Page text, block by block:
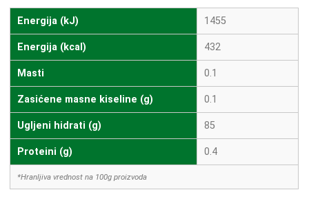
Energija (kJ) 1455
Energija (kcal) 432
Masti 0.1
Zasićene masne kiseline (g) 0.1
Ugljeni hidrati (g) 85
Proteini (g) 0.4
*Hranljiva vrednost na 100g proizvoda